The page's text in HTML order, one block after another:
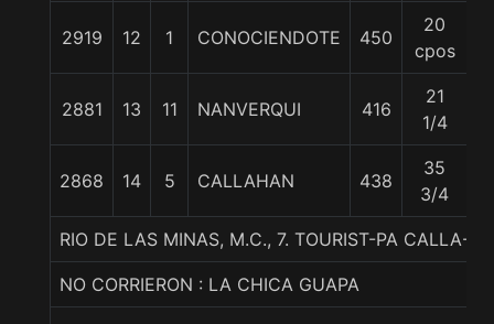
2919 12 1 CONOCIENDOTE 450
20
cpos
2881 13 11 NANVERQUI 416
21
1/4
2868 14 5 CALLAHAN 438
35
3/4
RIO DE LAS MINAS, M.C., 7. TOURIST-PA CALLA-
NO CORRIERON : LA CHICA GUAPA